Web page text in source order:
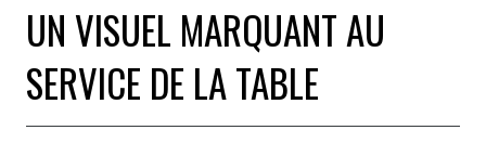
UN VISUEL MARQUANT AU
SERVICE DE LA TABLE